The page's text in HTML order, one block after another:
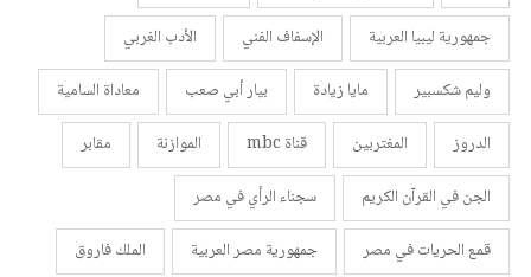
جمهورية ليبيا العربية
الإسفاف الفني
الأدب الغربي
وليم شكسبير
مايا زيادة بيار أبي صعب
معاداة السامية
الدروز
المغتربين قناة mbc الموازنة
مقابر
الجن في القرآن الكريم
سجناء الرأي في مصر
قمع الحريات في مصر
جمهورية مصر العربية الملك فاروق